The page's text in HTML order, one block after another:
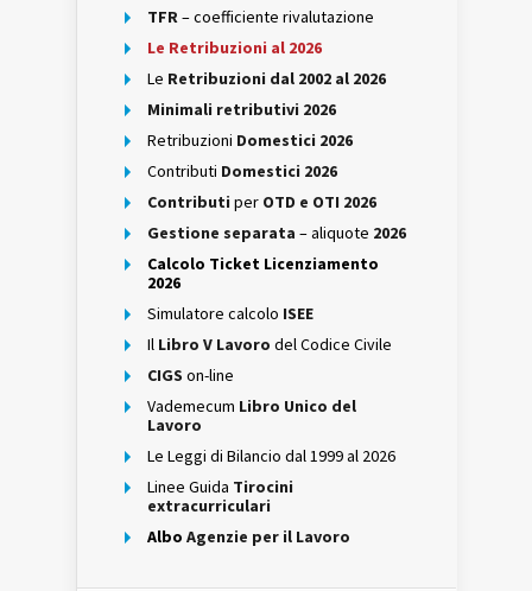
TFR– coefficiente rivalutazione
Le Retribuzioni al 2026
Le Retribuzioni dal 2002 al 2026
Minimali retributivi 2026
Retribuzioni Domestici 2026
Contributi Domestici 2026
Contributi per OTD e OTI 2026
Gestione separata – aliquote 2026
Calcolo Ticket Licenziamento
2026
Simulatore calcolo ISEE
Il Libro V Lavoro del Codice Civile
CIGS on-line
Vademecum Libro Unico del
Lavoro
Le Leggi di Bilancio dal 1999 al 2026
Linee Guida Tirocini
extracurriculari
Albo Agenzie per il Lavoro